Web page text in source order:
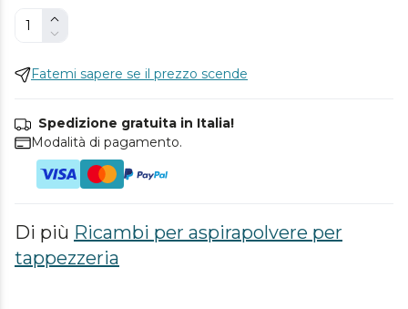
Fatemi sapere se il prezzo scende
Spedizione gratuita in Italia!
Modalità di pagamento.
Di più Ricambi per aspirapolvere per
tappezzeria